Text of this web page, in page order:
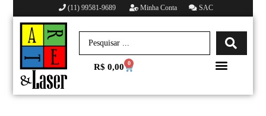
(11) 99581-9689 Minha Conta SAC
R$ 0,00 0